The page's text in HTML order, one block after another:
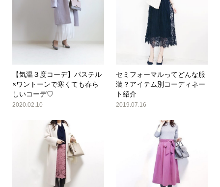
【気温３度コーデ】パステル
×ワントーンで寒くても春ら
しいコーデ♡
2020.02.10
セミフォーマルってどんな服
装？アイテム別コーディネー
ト紹介
2019.07.16